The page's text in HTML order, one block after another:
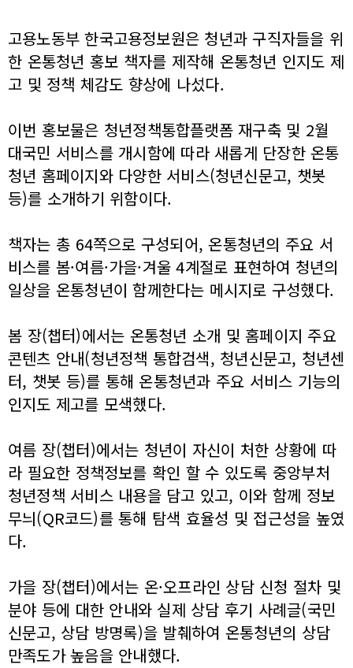
고용노동부 한국고용정보원은 청년과 구직자들을 위
한 온통청년 홍보 책자를 제작해 온통청년 인지도 제
고 및 정책 체감도 향상에 나섰다.
이번 홍보물은 청년정책통합플랫폼 재구축 및 2월
대국민 서비스를 개시함에 따라 새롭게 단장한 온통
청년 홈페이지와 다양한 서비스(청년신문고, 챗봇
등)를 소개하기 위함이다.
책자는 총 64쪽으로 구성되어, 온통청년의 주요 서
비스를 봄·여름·가을·겨울 4계절로 표현하여 청년의
일상을 온통청년이 함께한다는 메시지로 구성했다.
봄 장(챕터)에서는 온통청년 소개 및 홈페이지 주요
콘텐츠 안내(청년정책 통합검색, 청년신문고, 청년센
터, 챗봇 등)를 통해 온통청년과 주요 서비스 기능의
인지도 제고를 모색했다.
여름 장(챕터)에서는 청년이 자신이 처한 상황에 따
라 필요한 정책정보를 확인 할 수 있도록 중앙부처
청년정책 서비스 내용을 담고 있고, 이와 함께 정보
무늬(QR코드)를 통해 탐색 효율성 및 접근성을 높였
다.
가을 장(챕터)에서는 온·오프라인 상담 신청 절차 및
분야 등에 대한 안내와 실제 상담 후기 사례글(국민
신문고, 상담 방명록)을 발췌하여 온통청년의 상담
만족도가 높음을 안내했다.